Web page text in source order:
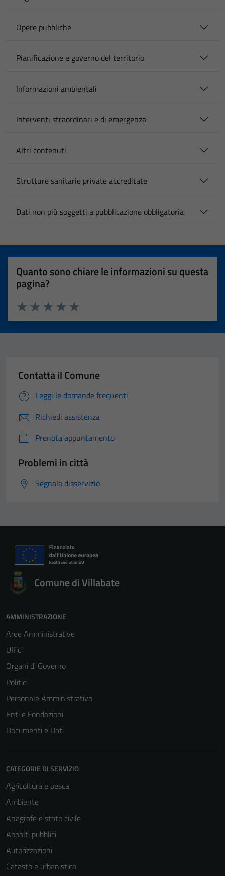
Opere pubbliche
Pianificazione e governo del territorio
Informazioni ambientali
Interventi straordinari e di emergenza
Altri contenuti
Strutture sanitarie private accreditate
Dati non più soggetti a pubblicazione obbligatoria
Quanto sono chiare le informazioni su questa
pagina?
Valuta 5 stelle su 5
Valuta 4 stelle su 5
Valuta 3 stelle su 5
Valuta 2 stelle su 5
Valuta 1 stelle su 5
Contatta il Comune
Leggi le domande frequenti
Richiedi assistenza
Prenota appuntamento
Problemi in città
Segnala disservizio
Comune di Villabate
AMMINISTRAZIONE
Aree Amministrative
Uffici
Organi di Governo
Politici
Personale Amministrativo
Enti e Fondazioni
Documenti e Dati
CATEGORIE DI SERVIZIO
Agricoltura e pesca
Ambiente
Anagrafe e stato civile
Appalti pubblici
Autorizzazioni
Catasto e urbanistica